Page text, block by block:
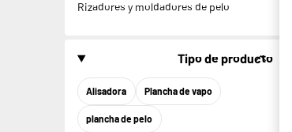
Rizadores y moldadores de pelo
Tipo de producto
Alisadora Plancha de vapo
plancha de pelo